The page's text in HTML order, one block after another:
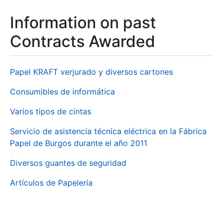
Information on past
Contracts Awarded
Papel KRAFT verjurado y diversos cartones
Consumibles de informática
Varios tipos de cintas
Servicio de asistencia técnica eléctrica en la Fábrica
Papel de Burgos durante el año 2011
Diversos guantes de seguridad
Artículos de Papelería